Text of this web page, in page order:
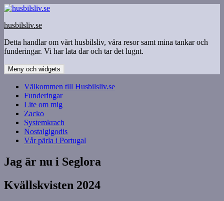
Hoppa
innehåll
husbilsliv.se
Detta handlar om vårt husbilsliv, våra resor samt mina tankar och
funderingar. Vi har lata dar och tar det lugnt.
Meny och widgets
Välkommen till Husbilsliv.se
Funderingar
Lite om mig
Zacko
Systemkrach
Nostalgigodis
Vår pärla i Portugal
Jag är nu i Seglora
Kvällskvisten 2024